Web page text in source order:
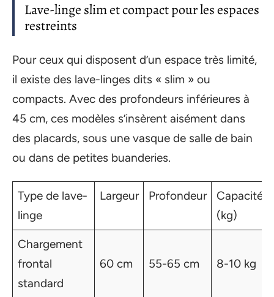
Lave-linge slim et compact pour les espaces
restreints
Pour ceux qui disposent d’un espace très limité,
il existe des lave-linges dits « slim » ou
compacts. Avec des profondeurs inférieures à
45 cm, ces modèles s’insèrent aisément dans
des placards, sous une vasque de salle de bain
ou dans de petites buanderies.
Type de lave-
linge
Largeur Profondeur
Capacité
(kg)
Chargement
frontal
standard
60 cm 55-65 cm 8-10 kg